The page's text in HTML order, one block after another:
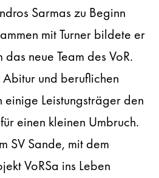
Sarmas zu Beginn
mit Turner bildete er
neue Team des VoR.
und beruflichen
Leistungsträger den
einen kleinen Umbruch.
SV Sande, mit dem
VoRSa ins Leben